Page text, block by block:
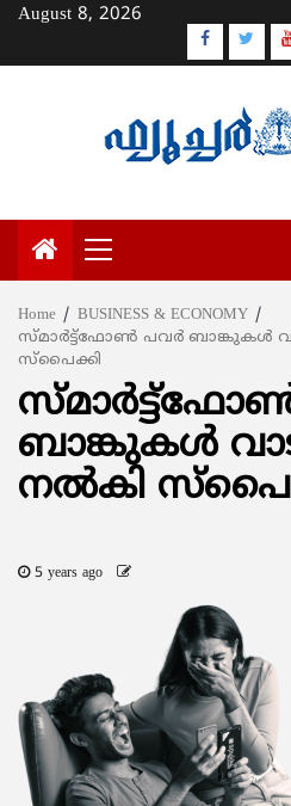
Skip
content
August 8, 2026
Facebook
Primary
Menu
Home
BUSINESS & ECONOMY
സ്മാര്‍ട്ട്‌ഫോണ്‍ പവര്‍ ബാങ്കുകള്‍
സ്‌പൈക്കി
ബാങ്കുകള്‍
നല്‍കി
5 years ago